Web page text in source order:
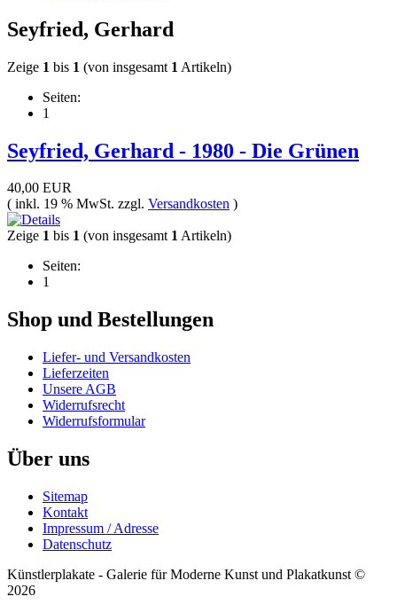
Seyfried, Gerhard
Zeige 1 bis 1 (von insgesamt 1 Artikeln)
Seiten:
1
Seyfried, Gerhard - 1980 - Die Grünen
40,00 EUR
( inkl. 19 % MwSt. zzgl. Versandkosten )
Zeige 1 bis 1 (von insgesamt 1Artikeln)
Seiten:
1
Shop und Bestellungen
Liefer- und Versandkosten
Lieferzeiten
Unsere AGB
Widerrufsrecht
Widerrufsformular
Über uns
Sitemap
Kontakt
Impressum / Adresse
Datenschutz
Künstlerplakate - Galerie für Moderne Kunst und Plakatkunst ©
2026